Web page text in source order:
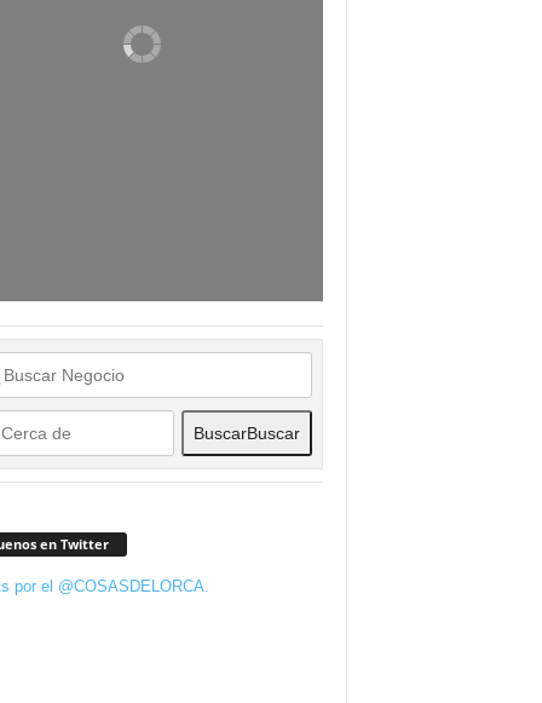
BuscarBuscar
en Twitter
por el @COSASDELORCA.